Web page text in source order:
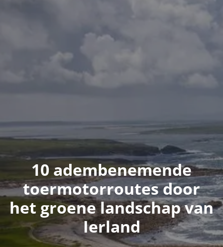
10 adembenemende
toermotorroutes door
het groene landschap van
Ierland